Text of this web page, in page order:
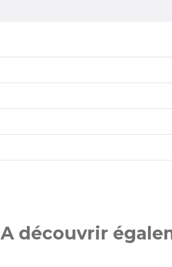
A découvrir